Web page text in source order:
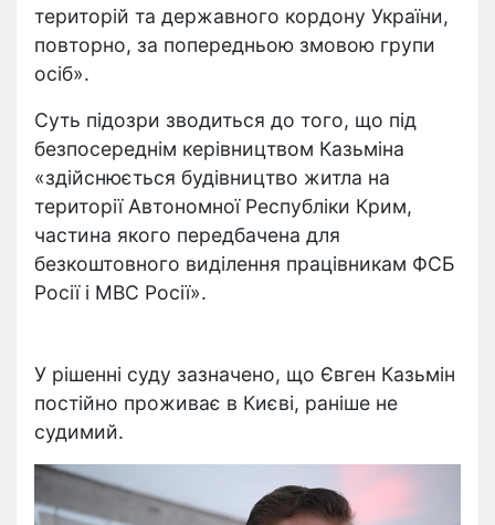
територій та державного кордону України,
повторно, за попередньою змовою групи
осіб».
Суть підозри зводиться до того, що під
безпосереднім керівництвом Казьміна
«здійснюється будівництво житла на
території Автономної Республіки Крим,
частина якого передбачена для
безкоштовного виділення працівникам ФСБ
Росії і МВС Росії».
У рішенні суду зазначено, що Євген Казьмін
постійно проживає в Києві, раніше не
судимий.